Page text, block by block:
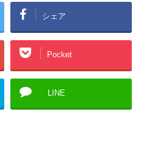
シェア
Pocket
LINE